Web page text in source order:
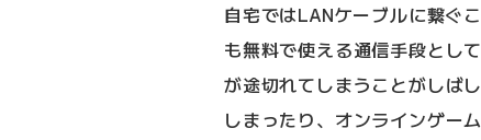
自宅ではLANケーブルに繋ぐ
も無料で使える通信手段とし
が途切れてしまうことがしば
しまったり、オンラインゲー